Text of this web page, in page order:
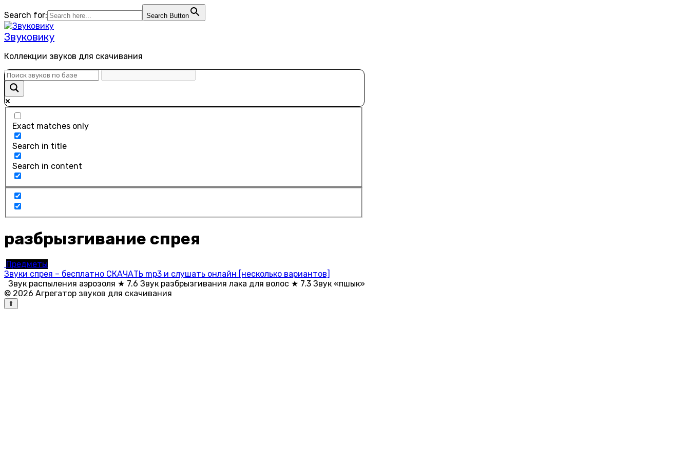
к
содержанию
Search for: Search Button
Звуковику
Коллекции звуков для скачивания
Exact matches only
Search in title
Search in content
разбрызгивание спрея
Предметы
Звуки спрея – бесплатно СКАЧАТЬ mp3 и слушать онлайн [несколько вариантов]
Звук распыления аэрозоля ★ 7.6 Звук разбрызгивания лака для волос ★ 7.3 Звук «пшык»
© 2026 Агрегатор звуков для скачивания